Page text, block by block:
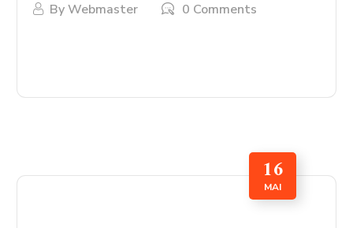
ByWebmaster 0 Comments
16
MAI